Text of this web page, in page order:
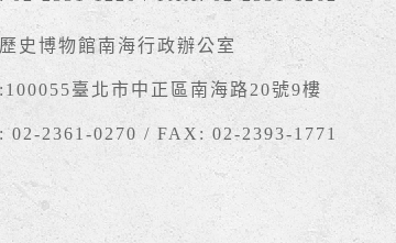
史博物館南海行政辦公室
臺北市中正區南海路20號9樓
02-2361-0270 / FAX: 02-2393-1771